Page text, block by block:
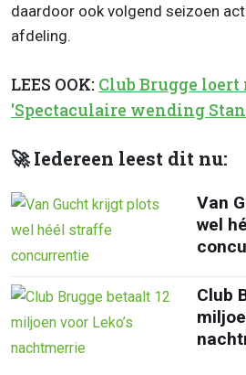
daardoor ook volgend seizoen
afdeling.
LEES OOK: Club Brugge loert
'Spectaculaire wending
🚀 Iedereen leest dit nu:
Van
wel
Club